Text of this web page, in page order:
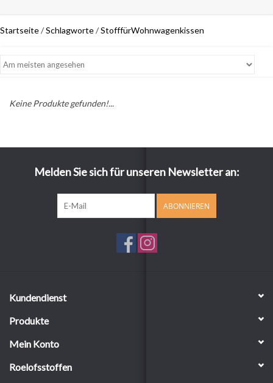
Startseite/Schlagworte/StofffürWohnwagenkissen
Keine Produkte gefunden!...
Melden Sie sich für unseren Newsletter an:
ABONNIEREN
Kundendienst
Produkte
Mein Konto
Roelofsstoffen